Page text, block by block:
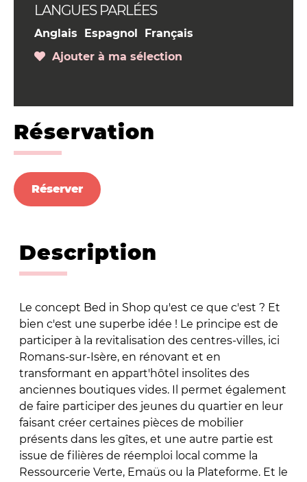
LANGUES PARLÉES
Anglais Espagnol
Français
Ajouter à ma sélection
Réservation
Réserver
Description
Le concept Bed in Shop qu'est ce que c'est ? Et
bien c'est une superbe idée ! Le principe est de
participer à la revitalisation des centres-villes, ici
Romans-sur-Isère, en rénovant et en
transformant en appart'hôtel insolites des
anciennes boutiques vides. Il permet également
de faire participer des jeunes du quartier en leur
faisant créer certaines pièces de mobilier
présents dans les gîtes, et une autre partie est
issue de filières de réemploi local comme la
Ressourcerie Verte, Emaüs ou la Plateforme. Et le